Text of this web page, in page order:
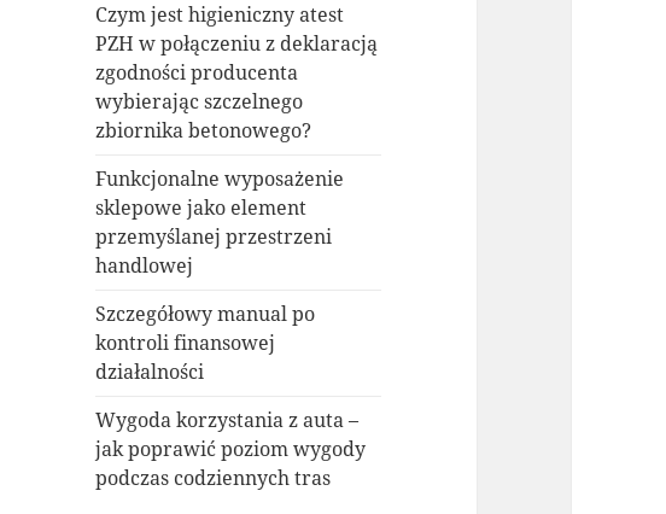
Czym jest higieniczny atest
PZH w połączeniu z deklaracją
zgodności producenta
wybierając szczelnego
zbiornika betonowego?
Funkcjonalne wyposażenie
sklepowe jako element
przemyślanej przestrzeni
handlowej
Szczegółowy manual po
kontroli finansowej
działalności
Wygoda korzystania z auta –
jak poprawić poziom wygody
podczas codziennych tras